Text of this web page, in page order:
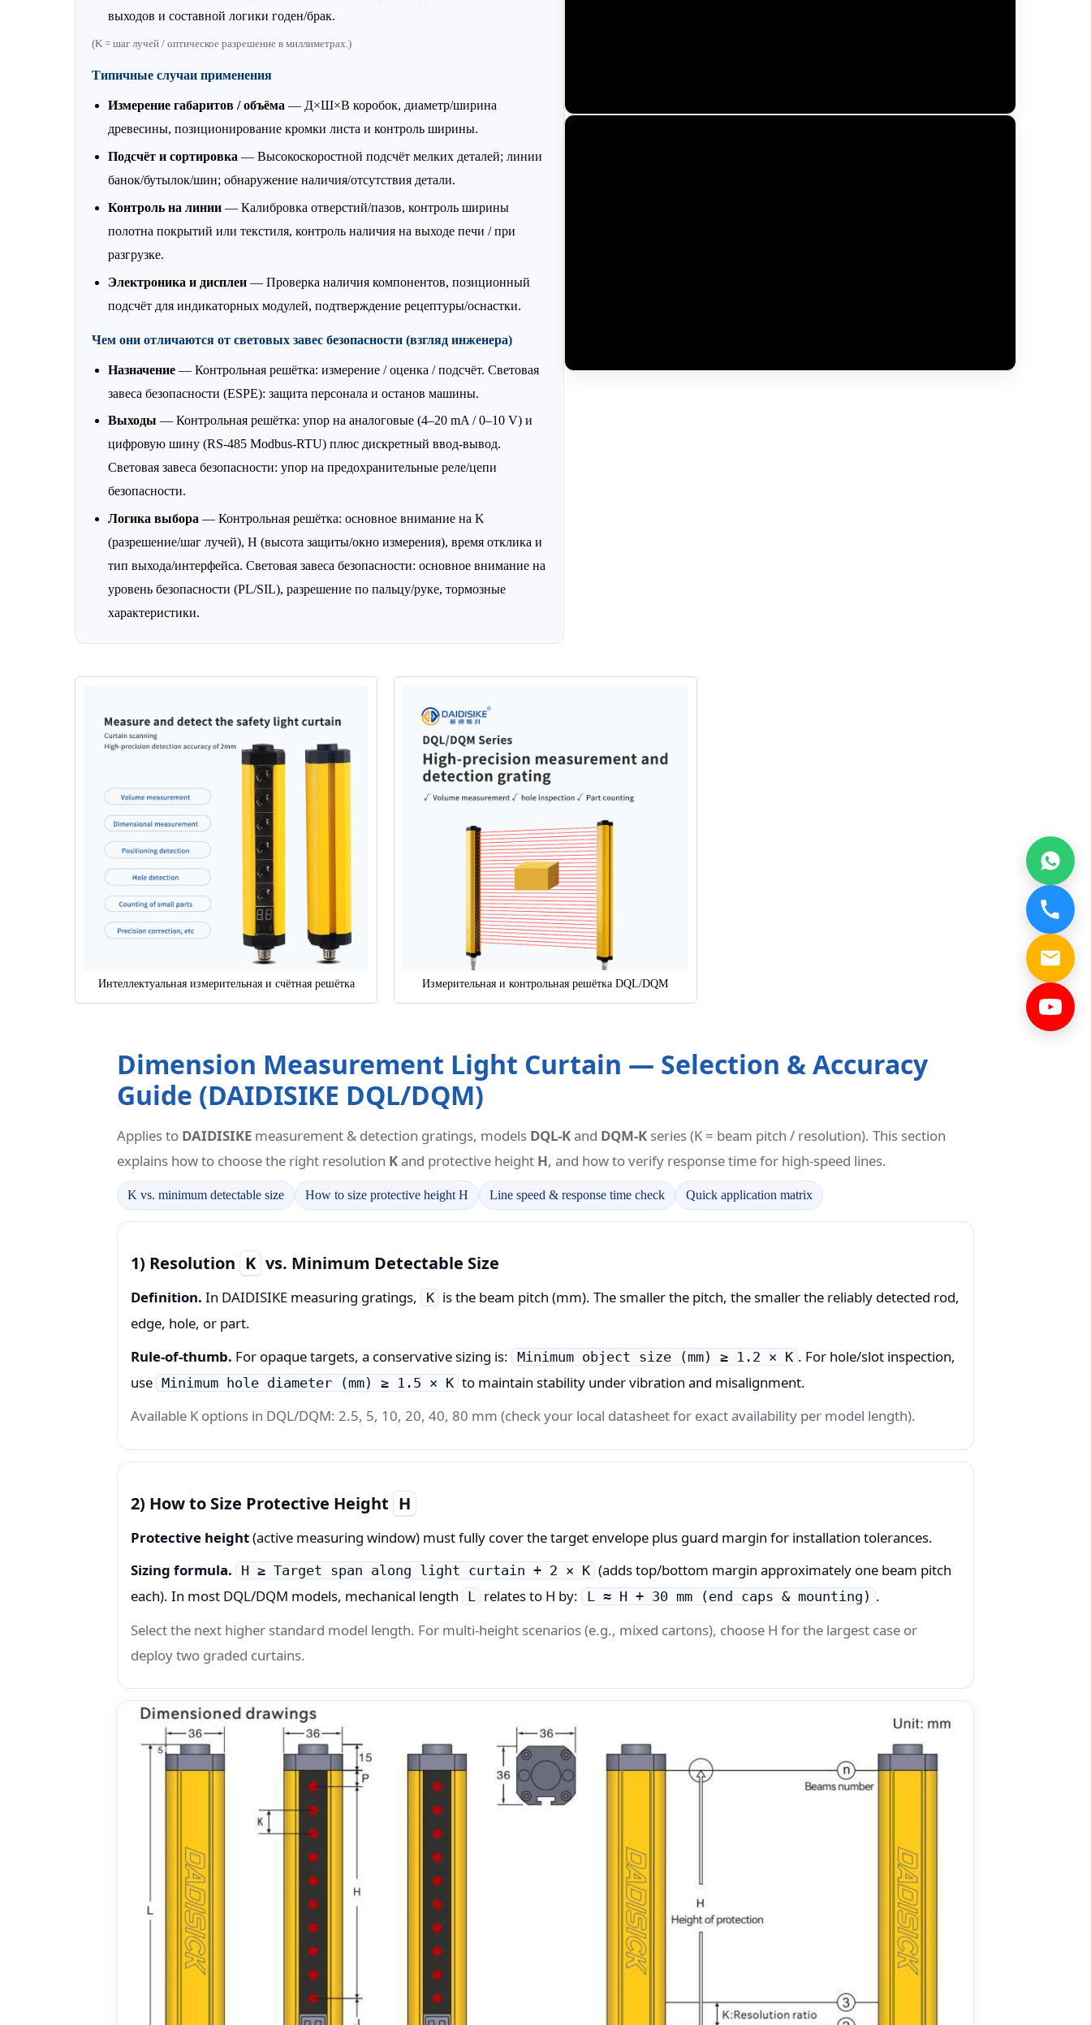
выходов и составной логики годен/брак.
(K = шаг лучей / оптическое разрешение в миллиметрах.)
Типичные случаи применения
Измерение габаритов / объёма — Д×Ш×В коробок, диаметр/ширина
древесины, позиционирование кромки листа и контроль ширины.
Подсчёт и сортировка — Высокоскоростной подсчёт мелких деталей; линии
банок/бутылок/шин; обнаружение наличия/отсутствия детали.
Контроль на линии — Калибровка отверстий/пазов, контроль ширины
полотна покрытий или текстиля, контроль наличия на выходе печи / при
разгрузке.
Электроника и дисплеи — Проверка наличия компонентов, позиционный
подсчёт для индикаторных модулей, подтверждение рецептуры/оснастки.
Чем они отличаются от световых завес безопасности (взгляд инженера)
Назначение — Контрольная решётка: измерение / оценка / подсчёт. Световая
завеса безопасности (ESPE): защита персонала и останов машины.
Выходы — Контрольная решётка: упор на аналоговые (4–20 mA / 0–10 V) и
цифровую шину (RS-485 Modbus-RTU) плюс дискретный ввод-вывод.
Световая завеса безопасности: упор на предохранительные реле/цепи
безопасности.
Логика выбора — Контрольная решётка: основное внимание на K
(разрешение/шаг лучей), H (высота защиты/окно измерения), время отклика и
тип выхода/интерфейса. Световая завеса безопасности: основное внимание на
уровень безопасности (PL/SIL), разрешение по пальцу/руке, тормозные
характеристики.
Интеллектуальная измерительная и счётная решётка Измерительная и контрольная решётка DQL/DQM
Dimension Measurement Light Curtain — Selection & Accuracy
Guide (DAIDISIKE DQL/DQM)
Applies to DAIDISIKE measurement & detection gratings, models DQL-Kand DQM-K series (K = beam pitch / resolution). This section
explains how to choose the right resolution Kand protective height H, and how to verify response time for high-speed lines.
K vs. minimum detectable size How to size protective height H Line speed & response time check Quick application matrix
1) Resolution K vs. Minimum Detectable Size
Definition. In DAIDISIKE measuring gratings, K is the beam pitch (mm). The smaller the pitch, the smaller the reliably detected rod,
edge, hole, or part.
Rule-of-thumb. For opaque targets, a conservative sizing is: Minimum object size (mm) ≥ 1.2 × K . For hole/slot inspection,
use Minimum hole diameter (mm) ≥ 1.5 × K to maintain stability under vibration and misalignment.
Available K options in DQL/DQM: 2.5, 5, 10, 20, 40, 80 mm (check your local datasheet for exact availability per model length).
2) How to Size Protective Height H
Protective height(active measuring window) must fully cover the target envelope plus guard margin for installation tolerances.
Sizing formula.
H ≥ Target span along light curtain + 2 × K (adds top/bottom margin approximately one beam pitch
each). In most DQL/DQM models, mechanical length
L relates to H by: L ≈ H + 30 mm (end caps & mounting) .
Select the next higher standard model length. For multi-height scenarios (e.g., mixed cartons), choose H for the largest case or
deploy two graded curtains.